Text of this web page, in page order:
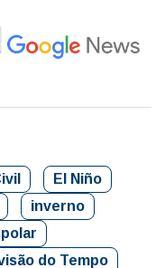
El Niño
inverno
do Tempo